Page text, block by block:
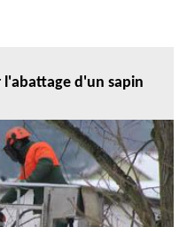
l'abattage d'un sapin